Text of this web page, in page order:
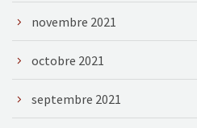
novembre 2021
octobre 2021
septembre 2021